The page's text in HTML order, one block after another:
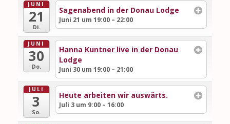
JUNI
21
Di.
Sagenabend in der Donau Lodge
Juni 21 um 19:00 – 22:00
JUNI
30
Do.
Hanna Kuntner live in der Donau
Lodge
Juni 30 um 19:00 – 21:00
JULI
3
So.
Heute arbeiten wir auswärts.
Juli 3 um 9:00 – 16:00